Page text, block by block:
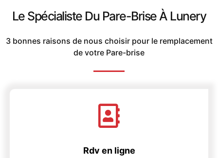
Le Spécialiste Du Pare-Brise À Lunery
3 bonnes raisons de nous choisir pour le remplacement
de votre Pare-brise
Rdv en ligne